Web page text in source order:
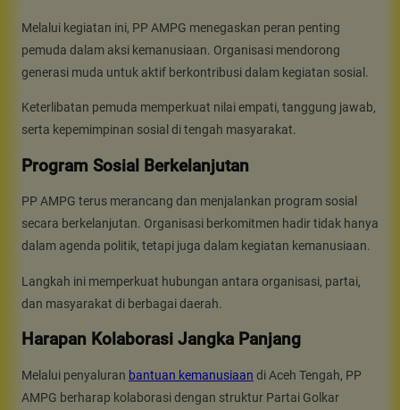
Melalui kegiatan ini, PP AMPG menegaskan peran penting
pemuda dalam aksi kemanusiaan. Organisasi mendorong
generasi muda untuk aktif berkontribusi dalam kegiatan sosial.
Keterlibatan pemuda memperkuat nilai empati, tanggung jawab,
serta kepemimpinan sosial di tengah masyarakat.
Program Sosial Berkelanjutan
PP AMPG terus merancang dan menjalankan program sosial
secara berkelanjutan. Organisasi berkomitmen hadir tidak hanya
dalam agenda politik, tetapi juga dalam kegiatan kemanusiaan.
Langkah ini memperkuat hubungan antara organisasi, partai,
dan masyarakat di berbagai daerah.
Harapan Kolaborasi Jangka Panjang
Melalui penyaluran bantuan kemanusiaan di Aceh Tengah, PP
AMPG berharap kolaborasi dengan struktur Partai Golkar